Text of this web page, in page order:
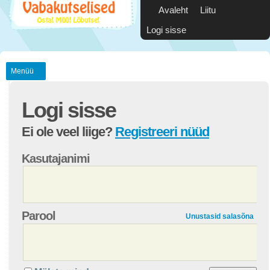
Avaleht
Liitu
Logi sisse
Menüü
Logi sisse
Ei ole veel liige? Registreeri nüüd
Kasutajanimi
Parool Unustasid salasõna